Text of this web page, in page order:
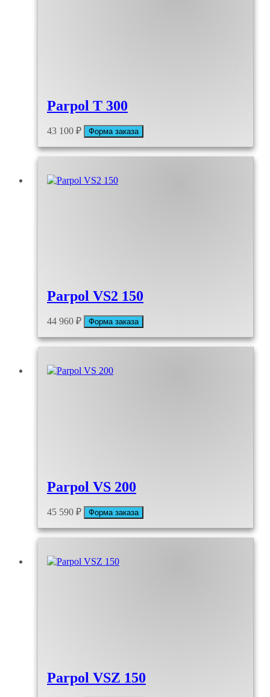
Parpol T 300
43 100 ₽ Форма заказа
Parpol VS2 150
44 960 ₽ Форма заказа
Parpol VS 200
45 590 ₽ Форма заказа
Parpol VSZ 150